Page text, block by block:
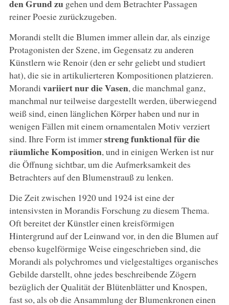
den Grund zu gehen und dem Betrachter Passagen
reiner Poesie zurückzugeben.
Morandi stellt die Blumen immer allein dar, als einzige
Protagonisten der Szene, im Gegensatz zu anderen
Künstlern wie Renoir (den er sehr geliebt und studiert
hat), die sie in artikulierteren Kompositionen platzieren.
Morandi variiert nur die Vasen, die manchmal ganz,
manchmal nur teilweise dargestellt werden, überwiegend
weiß sind, einen länglichen Körper haben und nur in
wenigen Fällen mit einem ornamentalen Motiv verziert
sind. Ihre Form ist immerstreng funktional für die
räumliche Komposition, und in einigen Werken ist nur
die Öffnung sichtbar, um die Aufmerksamkeit des
Betrachters auf den Blumenstrauß zu lenken.
Die Zeit zwischen 1920 und 1924 ist eine der
intensivsten in Morandis Forschung zu diesem Thema.
Oft bereitet der Künstler einen kreisförmigen
Hintergrund auf der Leinwand vor, in den die Blumen auf
ebenso kugelförmige Weise eingeschrieben sind, die
Morandi als polychromes und vielgestaltiges organisches
Gebilde darstellt, ohne jedes beschreibende Zögern
bezüglich der Qualität der Blütenblätter und Knospen,
fast so, als ob die Ansammlung der Blumenkronen einen